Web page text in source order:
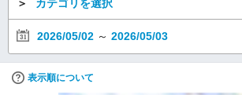
＞ カテゴリを選択
2026/05/02 ～ 2026/05/03
表示順について